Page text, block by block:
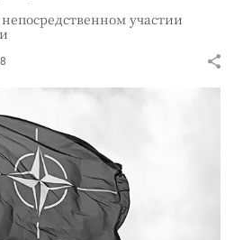
участии